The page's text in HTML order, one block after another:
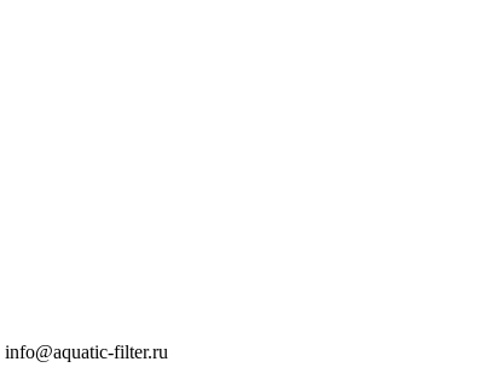
info@aquatic-filter.ru